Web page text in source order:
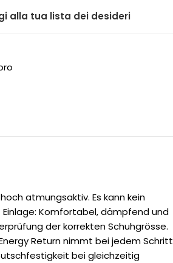
alla tua lista dei desideri
atmungsaktiv. Es kann kein
Komfortabel, dämpfend und
der korrekten Schuhgrösse.
Return nimmt bei jedem Schritt
bei gleichzeitig